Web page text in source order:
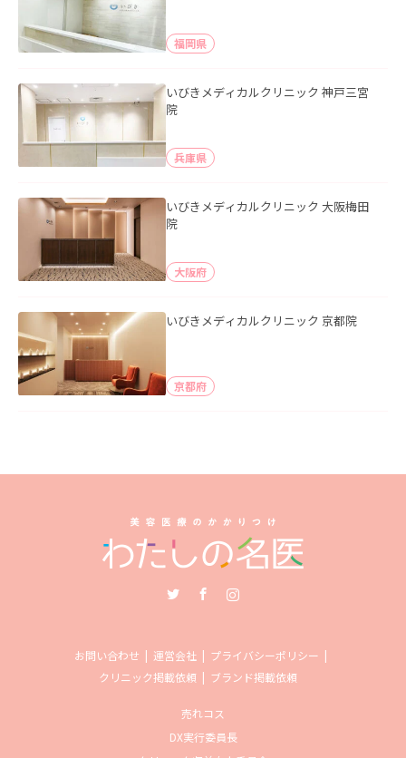
福岡県
いびきメディカルクリニック 神戸三宮
院
兵庫県
いびきメディカルクリニック 大阪梅田
院
大阪府
いびきメディカルクリニック 京都院
京都府
お問い合わせ 運営会社
プライバシーポリシー
クリニック掲載依頼
ブランド掲載依頼
売れコス
DX実行委員長